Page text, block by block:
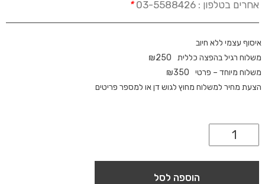
אחרים בטלפון : 03-5588426
*
איסוף עצמי ללא חיוב
משלוח רגיל בהפצה כללית
₪250
משלוח מיוחד – פרטי
₪350
הצעת מחיר למשלוח מחוץ לגוש דן או למספר פריטים
הוספה לסל